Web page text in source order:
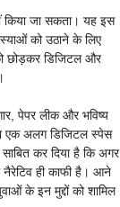
किया जा सकता। यह इस
को उठाने के लिए
छोड़कर डिजिटल और
पेपर लीक और भविष्य
एक अलग डिजिटल स्पेस
कर दिया है कि अगर
ही काफी है। आने
के इन मुद्दों को शामिल